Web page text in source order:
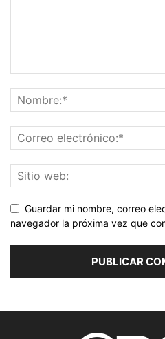
Guardar mi nombre, correo
navegador la próxima vez que